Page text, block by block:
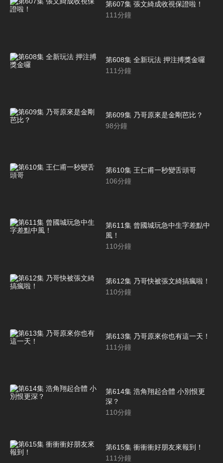
第607集 張文綺成收視保證啦！
111分鐘
第608集 全新玩法 押注搏獎金囉
111分鐘
第609集 乃哥原來是金剛芭比？
98分鐘
第610集 王仁甫一秒變舌頭哥
106分鐘
第611集 曾國城玩急中生字差點中
風！
110分鐘
第612集 乃哥快被張文綺搞瘋啦！
110分鐘
第613集 乃哥原來你也有這一天！
111分鐘
第614集 浩角翔起合體 小別恨更
深？
110分鐘
第615集 衝衝衝好朋友來報到！
111分鐘